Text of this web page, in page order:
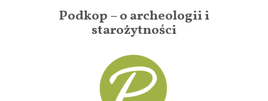
Podkop – o archeologii i
starożytności